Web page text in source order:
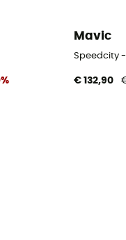
Mavic
Speedcity
€ 132,90